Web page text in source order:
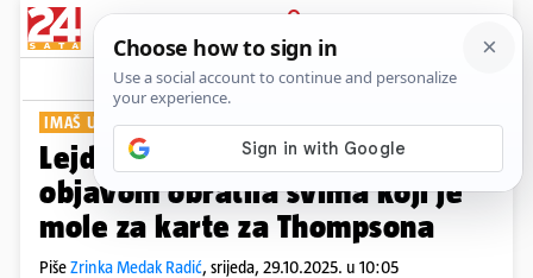
PRIJAVA
Show Komentari
IMAŠ ULAZNICU?
Lejdi Perković se urnebesnom
objavom obratila svima koji je
mole za karte za Thompsona
PišeZrinka Medak Radić, srijeda, 29.10.2025. u 10:05